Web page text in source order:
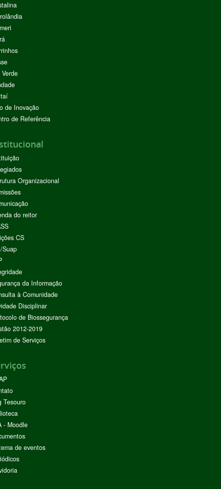
de Inovação
de Referência
Organizacional
do reitor
CS
Suap
da Informação
à Comunidade
Disciplinar
de Biossegurança
2012-2019
de Serviços
Tesouro
- Moodle
de eventos